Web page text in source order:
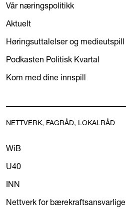
Vår næringspolitikk
Aktuelt
Høringsuttalelser og medieutspill
Podkasten Politisk Kvartal
Kom med dine innspill
NETTVERK, FAGRÅD, LOKALRÅD
WiB
U40
INN
Nettverk for bærekraftsansvarlige